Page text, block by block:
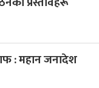
: महान जनादेश